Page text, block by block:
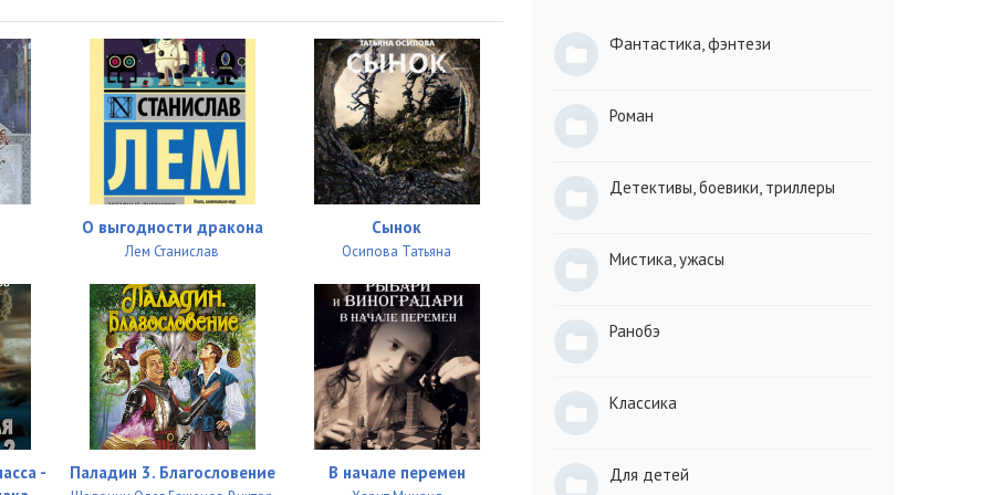
07:36
15:49
13:16
13:15
16:19
09:42
13:27
10:28
О выгодности дракона
Лем Станислав
Сынок
Осипова Татьяна
-
Паладин 3. Благословение В начале перемен
Фантастика, фэнтези
Роман
Детективы, боевики, триллеры
Мистика, ужасы
Ранобэ
Классика
Для детей